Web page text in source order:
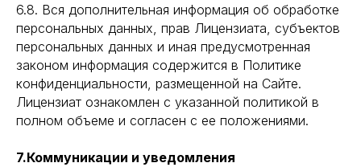
6.8. Вся дополнительная информация об обработке
персональных данных, прав Лицензиата, субъектов
персональных данных и иная предусмотренная
законом информация содержится в Политике
конфиденциальности, размещенной на Сайте.
Лицензиат ознакомлен с указанной политикой в
полном объеме и согласен с ее положениями.
7.Коммуникации и уведомления